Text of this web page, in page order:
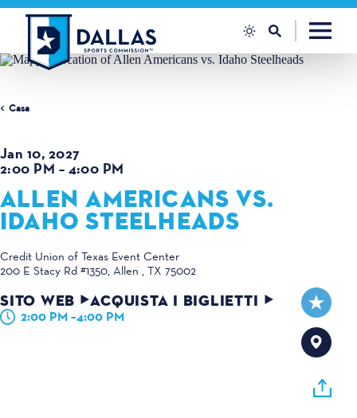
Vai al contenuto
Casa
Jan 10, 2027
2:00 PM – 4:00 PM
ALLEN AMERICANS VS.
IDAHO STEELHEADS
Credit Union of Texas Event Center
200 E Stacy Rd #1350 Allen , TX 75002
SITO WEB ACQUISTA I BIGLIETTI
2:00 PM –4:00 PM